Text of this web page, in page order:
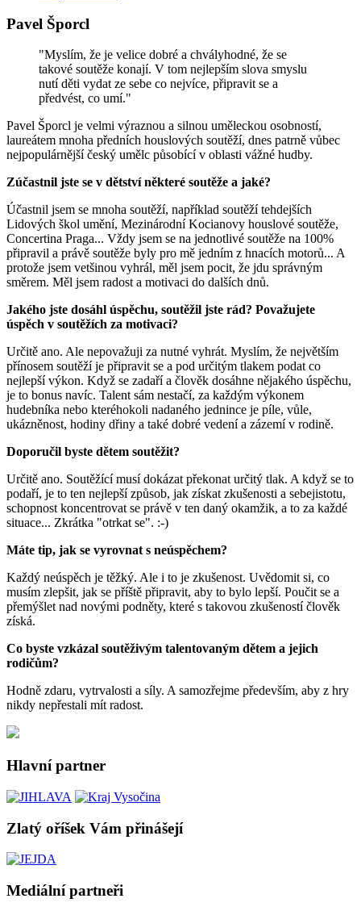
Pavel Šporcl
"Myslím, že je velice dobré a chvályhodné, že se
takové soutěže konají. V tom nejlepším slova smyslu
nutí děti vydat ze sebe co nejvíce, připravit se a
předvést, co umí."
Pavel Šporcl je velmi výraznou a silnou uměleckou osobností,
laureátem mnoha předních houslových soutěží, dnes patrně vůbec
nejpopulárnější český umělc působící v oblasti vážné hudby.
Zúčastnil jste se v dětství některé soutěže a jaké?
Účastnil jsem se mnoha soutěží, například soutěží tehdejších
Lidových škol umění, Mezinárodní Kocianovy houslové soutěže,
Concertina Praga... Vždy jsem se na jednotlivé soutěže na 100%
připravil a právě soutěže byly pro mě jedním z hnacích motorů... A
protože jsem vetšinou vyhrál, měl jsem pocit, že jdu správným
směrem. Měl jsem radost a motivaci do dalších dnů.
Jakého jste dosáhl úspěchu, soutěžil jste rád? Považujete
úspěch v soutěžích za motivaci?
Určitě ano. Ale nepovažuji za nutné vyhrát. Myslím, že největším
přínosem soutěží je připravit se a pod určitým tlakem podat co
nejlepší výkon. Když se zadaří a člověk dosáhne nějakého úspěchu,
je to bonus navíc. Talent sám nestačí, za každým výkonem
hudebníka nebo kteréhokoli nadaného jednince je píle, vůle,
ukázněnost, hodiny dřiny a také dobré vedení a zázemí v rodině.
Doporučil byste dětem soutěžit?
Určitě ano. Soutěžící musí dokázat překonat určitý tlak. A když se to
podaří, je to ten nejlepší způsob, jak získat zkušenosti a sebejistotu,
schopnost koncentrovat se právě v ten daný okamžik, a to za každé
situace... Zkrátka "otrkat se". :-)
Máte tip, jak se vyrovnat s neúspěchem?
Každý neúspěch je těžký. Ale i to je zkušenost. Uvědomit si, co
musím zlepšit, jak se příště připravit, aby to bylo lepší. Poučit se a
přemýšlet nad novými podněty, které s takovou zkušeností člověk
získá.
Co byste vzkázal soutěživým talentovaným dětem a jejich
rodičům?
Hodně zdaru, vytrvalosti a síly. A samozřejme především, aby z hry
nikdy nepřestali mít radost.
Hlavní partner
Zlatý oříšek Vám přinášejí
Mediální partneři